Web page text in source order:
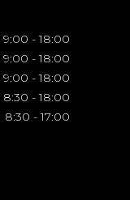
9:00 - 18:00
9:00 - 18:00
9:00 - 18:00
8:30 - 18:00
8:30 - 17:00